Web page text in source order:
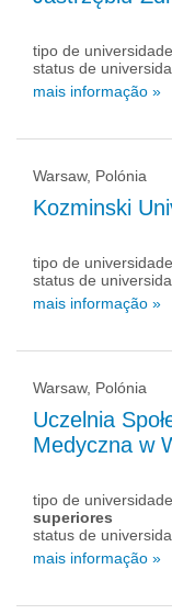
tipo de
status de
mais informação »
Warsaw, Polónia
Kozminski
tipo de
status de
mais informação »
Warsaw, Polónia
Uczelnia
Medyczna w
tipo de
superiores
status de
mais informação »